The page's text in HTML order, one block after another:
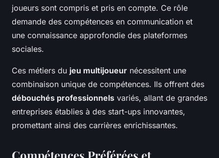
joueurs sont compris et pris en compte. Ce rôle
demande des compétences en communication et
une connaissance approfondie des plateformes
sociales.
Ces métiers du jeu multijoueur nécessitent une
combinaison unique de compétences. Ils offrent des
débouchés professionnels variés, allant de grandes
entreprises établies à des start-ups innovantes,
promettant ainsi des carrières enrichissantes.